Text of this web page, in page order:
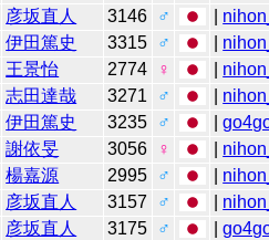
彦坂直人 3146 ♂
伊田篤史 3315 ♂
王景怡 2774 ♀
志田達哉 3271 ♂
伊田篤史 3235 ♂ |
謝依旻 3056 ♀
楊嘉源 2995 ♂
彦坂直人 3157 ♂
彦坂直人 3175 ♂ |